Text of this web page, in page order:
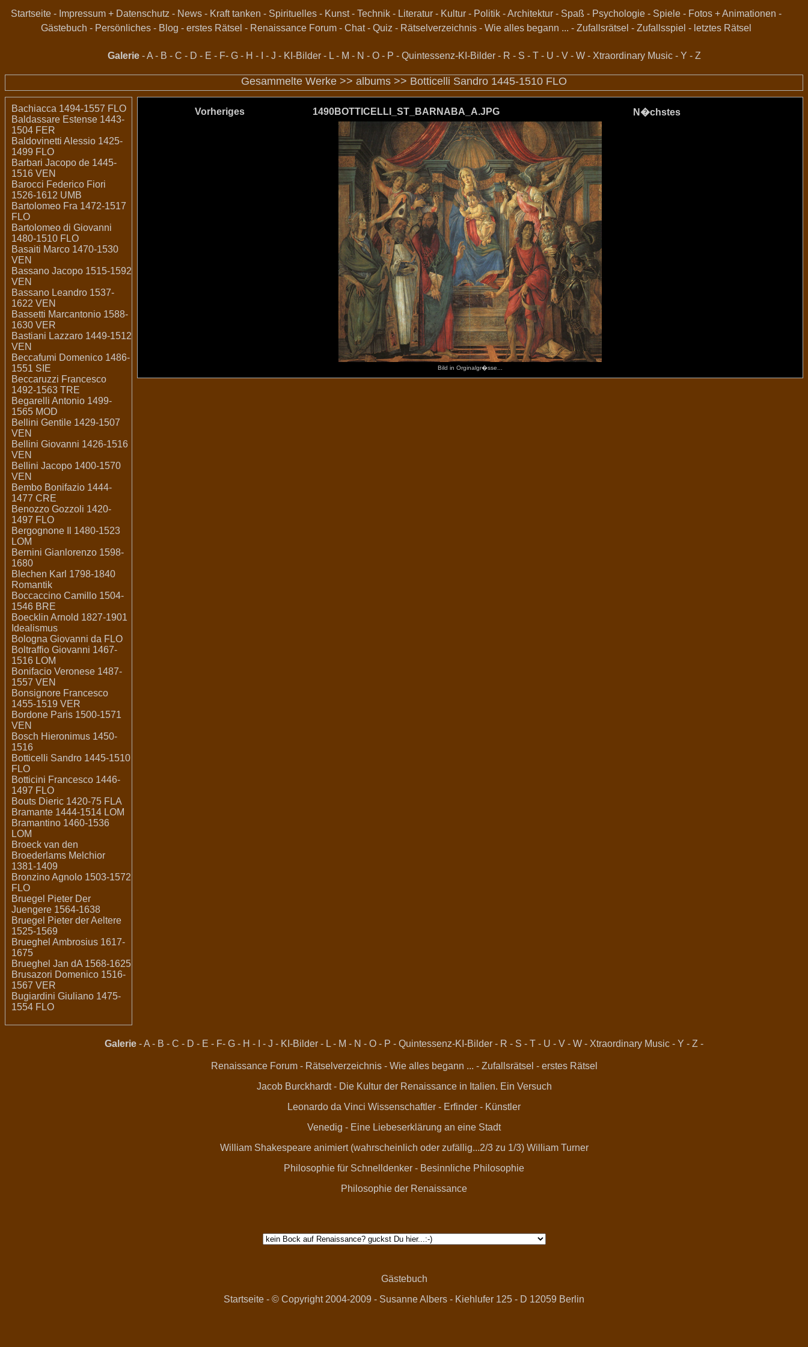
Startseite- Impressum + Datenschutz - News- Kraft tanken - Spirituelles- Kunst- Technik- Literatur- Kultur- Politik-Architektur- Spaß - Psychologie- Spiele- Fotos + Animationen -
Gästebuch - Persönliches- Blog - erstes Rätsel - Renaissance Forum- Chat- Quiz - Rätselverzeichnis- Wie alles begann ... - Zufallsrätsel - Zufallsspiel - letztes Rätsel
Galerie-A- B - C - D - E - F- G- H -I - J - KI-Bilder- L- M - N - O- P - Quintessenz-KI-Bilder- R - S - T- U - V- W- Xtraordinary Music- Y - Z
Gesammelte Werke >> albums >> Botticelli Sandro 1445-1510 FLO
Bachiacca 1494-1557 FLO
Baldassare Estense 1443-
1504 FER
Baldovinetti Alessio 1425-
1499 FLO
Barbari Jacopo de 1445-
1516 VEN
Barocci Federico Fiori
1526-1612 UMB
Bartolomeo Fra 1472-1517
FLO
Bartolomeo di Giovanni
1480-1510 FLO
Basaiti Marco 1470-1530
VEN
Bassano Jacopo 1515-1592
VEN
Bassano Leandro 1537-
1622 VEN
Bassetti Marcantonio 1588-
1630 VER
Bastiani Lazzaro 1449-1512
VEN
Beccafumi Domenico 1486-
1551 SIE
Beccaruzzi Francesco
1492-1563 TRE
Begarelli Antonio 1499-
1565 MOD
Bellini Gentile 1429-1507
VEN
Bellini Giovanni 1426-1516
VEN
Bellini Jacopo 1400-1570
VEN
Bembo Bonifazio 1444-
1477 CRE
Benozzo Gozzoli 1420-
1497 FLO
Bergognone Il 1480-1523
LOM
Bernini Gianlorenzo 1598-
1680
Blechen Karl 1798-1840
Romantik
Boccaccino Camillo 1504-
1546 BRE
Boecklin Arnold 1827-1901
Idealismus
Bologna Giovanni da FLO
Boltraffio Giovanni 1467-
1516 LOM
Bonifacio Veronese 1487-
1557 VEN
Bonsignore Francesco
1455-1519 VER
Bordone Paris 1500-1571
VEN
Bosch Hieronimus 1450-
1516
Botticelli Sandro 1445-1510
FLO
Botticini Francesco 1446-
1497 FLO
Bouts Dieric 1420-75 FLA
Bramante 1444-1514 LOM
Bramantino 1460-1536
LOM
Broeck van den
Broederlams Melchior
1381-1409
Bronzino Agnolo 1503-1572
FLO
Bruegel Pieter Der
Juengere 1564-1638
Bruegel Pieter der Aeltere
1525-1569
Brueghel Ambrosius 1617-
1675
Brueghel Jan dA 1568-1625
Brusazori Domenico 1516-
1567 VER
Bugiardini Giuliano 1475-
1554 FLO
Vorheriges 1490BOTTICELLI_ST_BARNABA_A.JPG N�chstes
Bild in Orginalgr�sse...
Galerie -A - B - C - D - E - F- G - H - - J - KI-Bilder - L - M - N - O - P - Quintessenz-KI-Bilder - R - S - T - U - V - W - Xtraordinary Music - Y - Z -
Renaissance Forum- Rätselverzeichnis- Wie alles begann ... - Zufallsrätsel - erstes Rätsel
Jacob Burckhardt - Die Kultur der Renaissance in Italien. Ein Versuch
Leonardo da Vinci Wissenschaftler - Erfinder - Künstler
Venedig - Eine Liebeserklärung an eine Stadt
William Shakespeare animiert (wahrscheinlich oder zufällig...2/3 zu 1/3) William Turner
Philosophie für Schnelldenker - Besinnliche Philosophie
Philosophie der Renaissance
Gästebuch
Startseite - © Copyright 2004-2009 - Susanne Albers - Kiehlufer 125 - D 12059 Berlin